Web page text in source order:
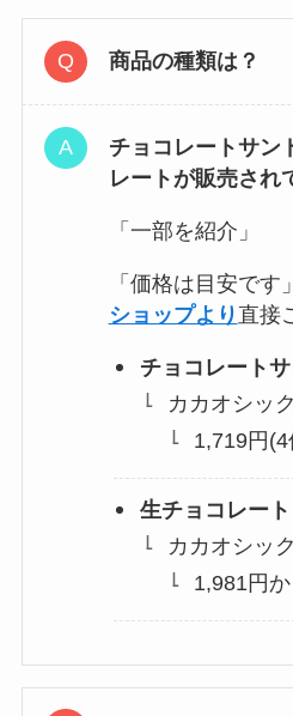
商品の種類は？
チョコレートサン
レートが販売され
「一部を紹介」
「価格は目安です
ショップより 直接
チョコレート
カカオシッ
1,719円
生チョコレート
カカオシッ
1,981円